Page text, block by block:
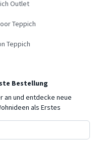
Outlet
Teppich
Teppich
Bestellung
an und entdecke neue
als Erstes